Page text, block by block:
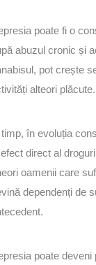
poate fi o
abuzul cronic și
pot crește
alteori plăcute.
timp, în evoluția
direct al
oamenii care
dependenți de
poate